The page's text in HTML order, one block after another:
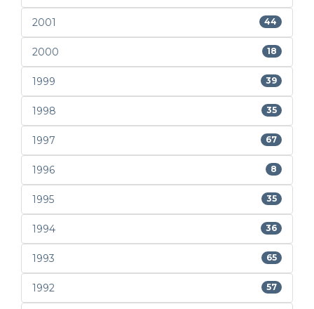
2001 44
2000 18
1999 39
1998 35
1997 67
1996 8
1995 35
1994 36
1993 65
1992 57